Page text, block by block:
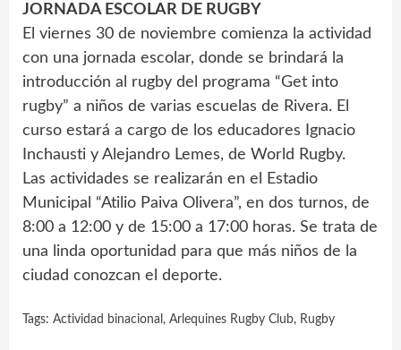
JORNADA ESCOLAR DE RUGBY
El viernes 30 de noviembre comienza la actividad
con una jornada escolar, donde se brindará la
introducción al rugby del programa “Get into
rugby” a niños de varias escuelas de Rivera. El
curso estará a cargo de los educadores Ignacio
Inchausti y Alejandro Lemes, de World Rugby.
Las actividades se realizarán en el Estadio
Municipal “Atilio Paiva Olivera”, en dos turnos, de
8:00 a 12:00 y de 15:00 a 17:00 horas. Se trata de
una linda oportunidad para que más niños de la
ciudad conozcan el deporte.
Tags: Actividad binacional , Arlequines Rugby Club, Rugby